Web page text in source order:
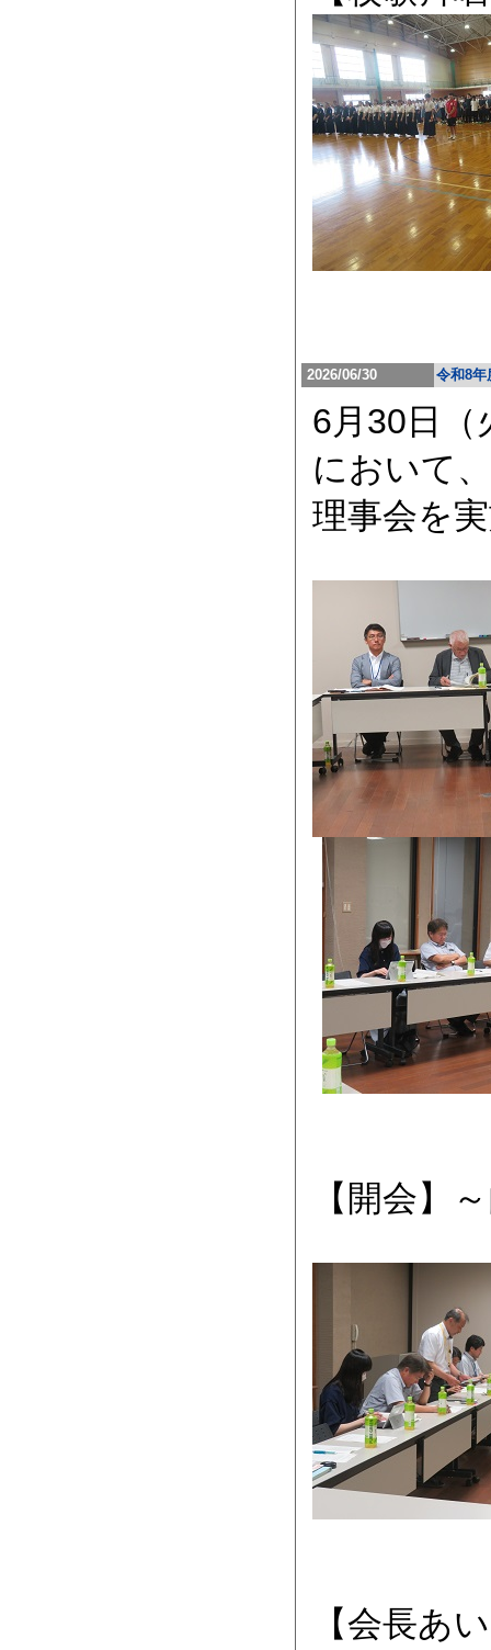
2026/06/30 令和8年
6月30日（
において
理事会を
【開会】
【会長あ